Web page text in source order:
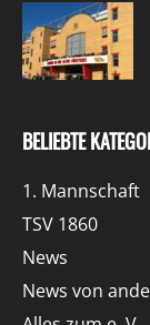
BELIEBTE
1. Mannschaft
TSV 1860
News
News von